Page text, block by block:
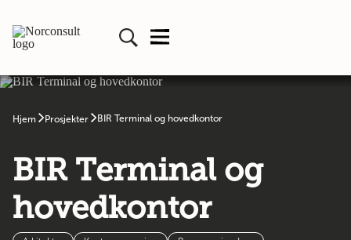
Hjem Prosjekter BIR Terminal og hovedkontor
BIR Terminal og
hovedkontor